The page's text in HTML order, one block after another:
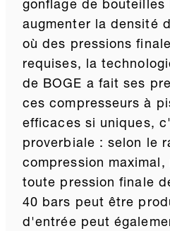
gonflage de bouteilles
augmenter la densité
où des pressions
requises, la
de BOGE a fait ses
ces compresseurs à
efficaces si uniques,
proverbiale : selon le
compression maximal,
toute pression finale
40 bars peut être
d'entrée peut